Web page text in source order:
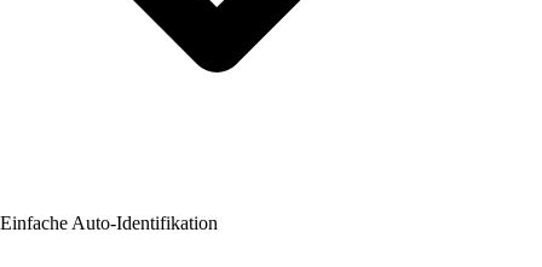
Einfache Auto-Identifikation